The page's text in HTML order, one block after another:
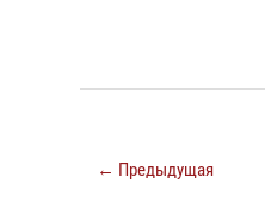
← Предыдущая